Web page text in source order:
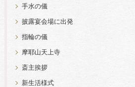
手水の儀
披露宴会場に出発
指輪の儀
摩耶山天上寺
斎主挨拶
新生活様式